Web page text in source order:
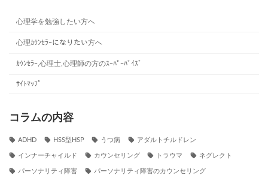
心理学を勉強したい方へ
心理ｶｳﾝｾﾗｰになりたい方へ
ｶｳﾝｾﾗｰ,心理士,心理師の方のｽｰﾊﾟｰﾊﾞｲｽﾞ
ｻｲﾄﾏｯﾌﾟ
コラムの内容
ADHD HSS型HSP うつ病 アダルトチルドレン
インナーチャイルド カウンセリング トラウマ ネグレクト
パーソナリティ障害 パーソナリティ障害のカウンセリング